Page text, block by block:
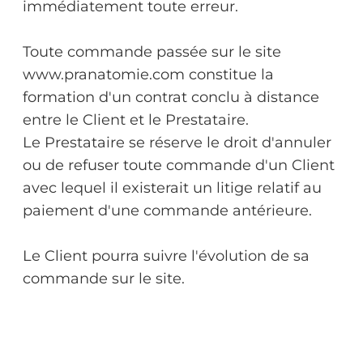
immédiatement toute erreur.
Toute commande passée sur le site
www.pranatomie.com constitue la
formation d'un contrat conclu à distance
entre le Client et le Prestataire.
Le Prestataire se réserve le droit d'annuler
ou de refuser toute commande d'un Client
avec lequel il existerait un litige relatif au
paiement d'une commande antérieure.
Le Client pourra suivre l'évolution de sa
commande sur le site.